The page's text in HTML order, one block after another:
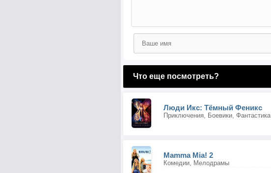
Что еще посмотреть?
Люди Икс: Тёмный Феникс
Приключения, Боевики, Фантастика
Mamma Mia! 2
Комедии, Мелодрамы